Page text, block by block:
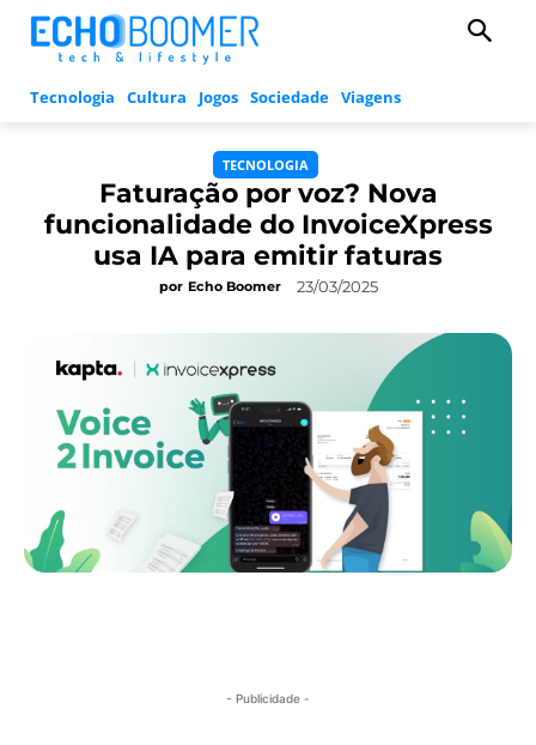
Tecnologia Cultura Jogos Sociedade Viagens
TECNOLOGIA
Faturação por voz? Nova
funcionalidade do InvoiceXpress
usa IA para emitir faturas
por Echo Boomer 23/03/2025
- Publicidade -